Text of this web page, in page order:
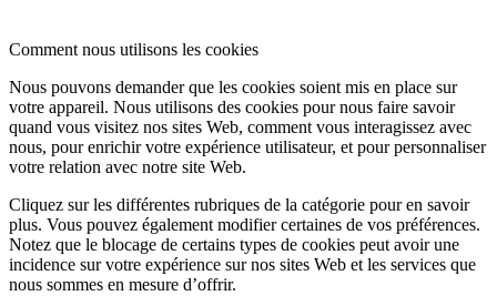
Comment nous utilisons les cookies
Nous pouvons demander que les cookies soient mis en place sur
votre appareil. Nous utilisons des cookies pour nous faire savoir
quand vous visitez nos sites Web, comment vous interagissez avec
nous, pour enrichir votre expérience utilisateur, et pour personnaliser
votre relation avec notre site Web.
Cliquez sur les différentes rubriques de la catégorie pour en savoir
plus. Vous pouvez également modifier certaines de vos préférences.
Notez que le blocage de certains types de cookies peut avoir une
incidence sur votre expérience sur nos sites Web et les services que
nous sommes en mesure d’offrir.